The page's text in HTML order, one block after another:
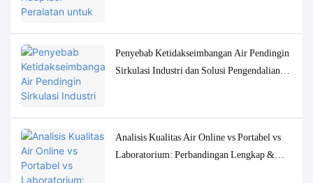
Penyebab Ketidakseimbangan Air Pendingin
Sirkulasi Industri dan Solusi Pengendalian
Analisis Kualitas Air Online vs Portabel vs
Laboratorium: Perbandingan Lengkap &